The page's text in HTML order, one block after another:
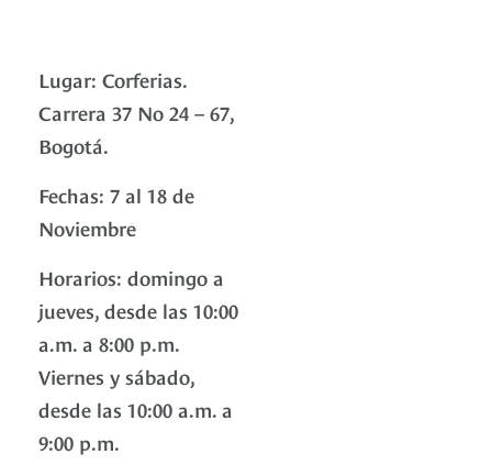
Lugar: Corferias.
Carrera 37 No 24 – 67,
Bogotá.
Fechas: 7 al 18 de
Noviembre
Horarios: domingo a
jueves, desde las 10:00
a.m. a 8:00 p.m.
Viernes y sábado,
desde las 10:00 a.m. a
9:00 p.m.